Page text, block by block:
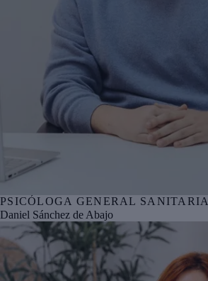
Nº col. COPBI BI05292
PSICÓLOGA GENERAL SANITARIA
Daniel Sánchez de Abajo